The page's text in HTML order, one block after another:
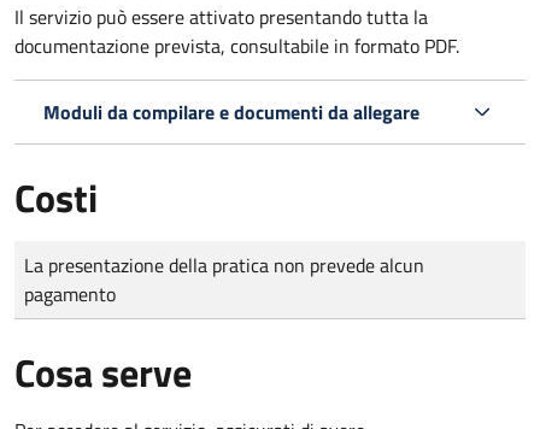
Il servizio può essere attivato presentando tutta la
documentazione prevista, consultabile in formato PDF.
Moduli da compilare e documenti da allegare
Costi
Tipo di pagamento
Importo
La presentazione della pratica non prevede alcun
pagamento
Cosa serve